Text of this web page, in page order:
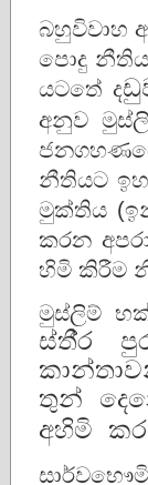
බහුවිවාහ
පොදු නීතිය
යටතේ ද
අනුව
නීතියට
මුක්තිය
කරන
හිමි කිරීම
මුස්ලිම්
ස්තී‍්‍ර
තුන්
අහිමි